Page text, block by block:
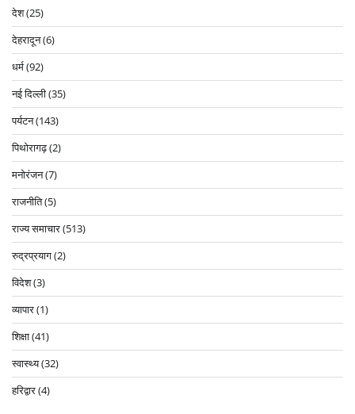
देश(25)
देहरादून(6)
धर्म(92)
नई दिल्ली(35)
पर्यटन(143)
पिथोरागढ़(2)
मनोरंजन(7)
राजनीति(5)
राज्य समाचार(513)
रुद्रप्रयाग(2)
विदेश(3)
व्यापार(1)
शिक्षा(41)
स्वास्थ्य(32)
हरिद्वार(4)